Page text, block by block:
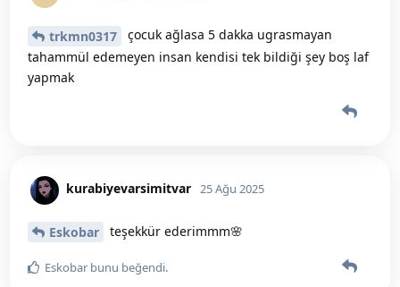
trkmn0317
çocuk ağlasa 5 dakka ugrasmayan
tahammül edemeyen insan kendisi tek bildiği şey boş laf
yapmak
kurabiyevarsimitvar 25 Ağu 2025
Eskobar teşekkür ederimmm🌸
Eskobar bunu beğendi.